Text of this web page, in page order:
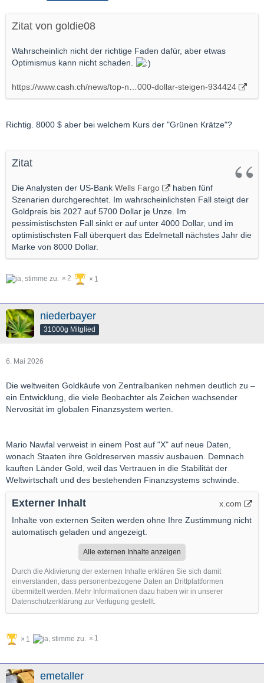
Zitat von goldie08
Wahrscheinlich nicht der richtige Faden dafür, aber etwas
Optimismus kann nicht schaden.
https://www.cash.ch/news/top-n…000-dollar-steigen-934424
Richtig. 8000 $ aber bei welchem Kurs der "Grünen Krätze"?
Zitat
Die Analysten der US-Bank Wells Fargo
haben fünf
Szenarien durchgerechtet. Im wahrscheinlichsten Fall steigt der
Goldpreis bis 2027 auf 5700 Dollar je Unze. Im
pessimistischsten Fall sinkt er auf unter 4000 Dollar, und im
optimistischsten Fall überquert das Edelmetall nächstes Jahr die
Marke von 8000 Dollar.
2 1
niederbayer
31000g Mitglied
6. Mai 2026
Die weltweiten Goldkäufe von Zentralbanken nehmen deutlich zu –
ein Entwicklung, die viele Beobachter als Zeichen wachsender
Nervosität im globalen Finanzsystem werten.
Mario Nawfal verweist in einem Post auf "X" auf neue Daten,
wonach Staaten ihre Goldreserven massiv ausbauen. Demnach
kauften Länder Gold, weil das Vertrauen in die Stabilität der
Weltwirtschaft und des bestehenden Finanzsystems schwinde.
Externer Inhalt
x.com
Inhalte von externen Seiten werden ohne Ihre Zustimmung nicht
automatisch geladen und angezeigt.
Alle externen Inhalte anzeigen
Durch die Aktivierung der externen Inhalte erklären Sie sich damit
einverstanden, dass personenbezogene Daten an Drittplattformen
übermittelt werden. Mehr Informationen dazu haben wir in unserer
Datenschutzerklärung zur Verfügung gestellt.
1 1
emetaller